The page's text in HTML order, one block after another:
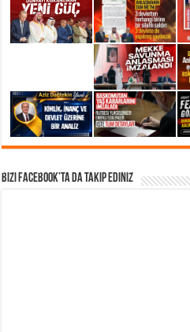
Bizi Facebook’ta da takip Ediniz